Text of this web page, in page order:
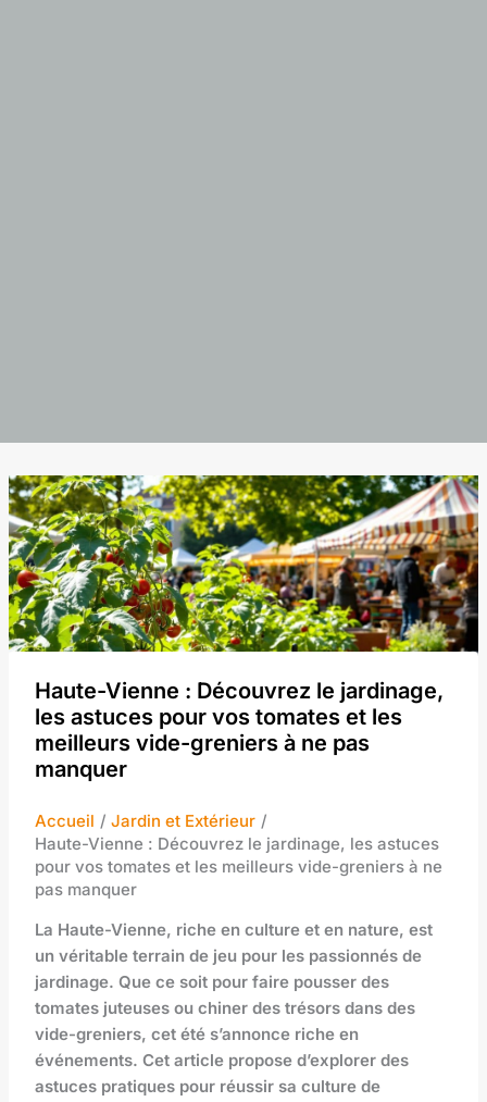
Haute-Vienne : Découvrez le jardinage,
les astuces pour vos tomates et les
meilleurs vide-greniers à ne pas
manquer
Accueil
Jardin et Extérieur
Haute-Vienne : Découvrez le jardinage, les astuces
pour vos tomates et les meilleurs vide-greniers à ne
pas manquer
La Haute-Vienne, riche en culture et en nature, est
un véritable terrain de jeu pour les passionnés de
jardinage. Que ce soit pour faire pousser des
tomates juteuses ou chiner des trésors dans des
vide-greniers, cet été s’annonce riche en
événements. Cet article propose d’explorer des
astuces pratiques pour réussir sa culture de